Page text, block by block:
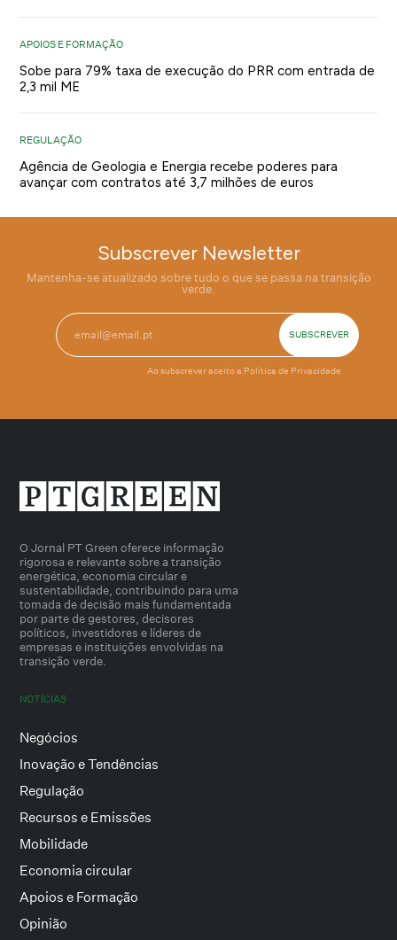
APOIOS E FORMAÇÃO
Sobe para 79% taxa de execução do PRR com entrada de
2,3 mil ME
REGULAÇÃO
Agência de Geologia e Energia recebe poderes para
avançar com contratos até 3,7 milhões de euros
Subscrever Newsletter
Mantenha-se atualizado sobre tudo o que se passa na transição
verde.
Ao subscrever aceito a Política de Privacidade
O Jornal PT Green oferece informação
rigorosa e relevante sobre a transição
energética, economia circular e
sustentabilidade, contribuindo para uma
tomada de decisão mais fundamentada
por parte de gestores, decisores
políticos, investidores e líderes de
empresas e instituições envolvidas na
transição verde.
NOTÍCIAS
Negócios
Inovação e Tendências
Regulação
Recursos e Emissões
Mobilidade
Economia circular
Apoios e Formação
Opinião